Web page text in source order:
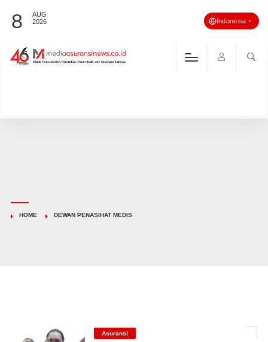
8
AUG
2026
Indonesia
HOME DEWAN PENASIHAT MEDIS
Asuransi